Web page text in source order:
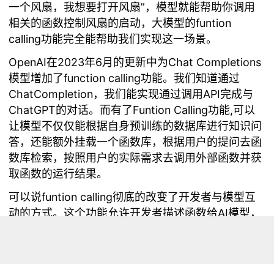
一个风扇，我想要打开风扇”，模型就能帮助你调用
相关的函数控制风扇的启动，大模型的funtion
calling功能完全能帮助我们实现这一场景。
OpenAI在2023年6月的更新中为Chat Completions
模型增加了function calling功能。我们知道通过
ChatCompletion，我们能实现通过调用API完成与
ChatGPT的对话。而有了Funtion Calling功能,可以
让模型不仅仅能根据自身预训练的数据库进行知识问
答，还能额外挂载一个函数库，根据用户的提问去函
数库检索，按照用户的实际需求去调用外部函数并获
取函数的运行结果。
可以说funtion calling彻底的改变了开发者与模型互
动的方式。这个功能允许开发者描述函数给AI模型，